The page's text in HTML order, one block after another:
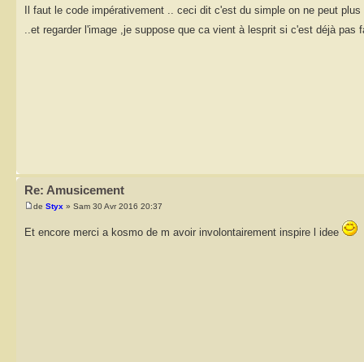
Il faut le code impérativement .. ceci dit c'est du simple on ne peut plus
..et regarder l'image ,je suppose que ca vient à lesprit si c'est déjà pas
Re: Amusicement
de Styx » Sam 30 Avr 2016 20:37
Et encore merci a kosmo de m avoir involontairement inspire l idee